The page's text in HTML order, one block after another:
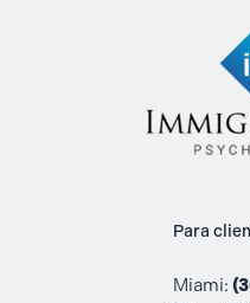
Para
Miami: